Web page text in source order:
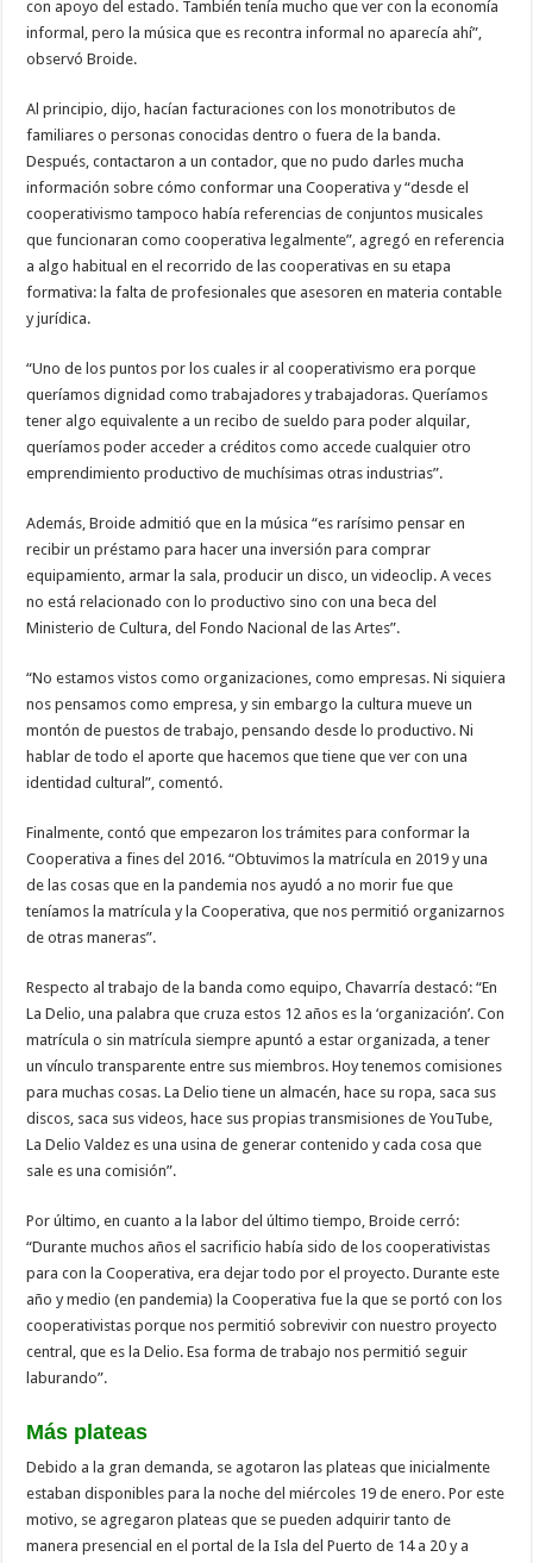
con apoyo del estado. También tenía mucho que ver con la economía
informal, pero la música que es recontra informal no aparecía ahí”,
observó Broide.
Al principio, dijo, hacían facturaciones con los monotributos de
familiares o personas conocidas dentro o fuera de la banda.
Después, contactaron a un contador, que no pudo darles mucha
información sobre cómo conformar una Cooperativa y “desde el
cooperativismo tampoco había referencias de conjuntos musicales
que funcionaran como cooperativa legalmente”, agregó en referencia
a algo habitual en el recorrido de las cooperativas en su etapa
formativa: la falta de profesionales que asesoren en materia contable
y jurídica.
“Uno de los puntos por los cuales ir al cooperativismo era porque
queríamos dignidad como trabajadores y trabajadoras. Queríamos
tener algo equivalente a un recibo de sueldo para poder alquilar,
queríamos poder acceder a créditos como accede cualquier otro
emprendimiento productivo de muchísimas otras industrias”.
Además, Broide admitió que en la música “es rarísimo pensar en
recibir un préstamo para hacer una inversión para comprar
equipamiento, armar la sala, producir un disco, un videoclip. A veces
no está relacionado con lo productivo sino con una beca del
Ministerio de Cultura, del Fondo Nacional de las Artes”.
“No estamos vistos como organizaciones, como empresas. Ni siquiera
nos pensamos como empresa, y sin embargo la cultura mueve un
montón de puestos de trabajo, pensando desde lo productivo. Ni
hablar de todo el aporte que hacemos que tiene que ver con una
identidad cultural”, comentó.
Finalmente, contó que empezaron los trámites para conformar la
Cooperativa a fines del 2016. “Obtuvimos la matrícula en 2019 y una
de las cosas que en la pandemia nos ayudó a no morir fue que
teníamos la matrícula y la Cooperativa, que nos permitió organizarnos
de otras maneras”.
Respecto al trabajo de la banda como equipo, Chavarría destacó: “En
La Delio, una palabra que cruza estos 12 años es la ‘organización’. Con
matrícula o sin matrícula siempre apuntó a estar organizada, a tener
un vínculo transparente entre sus miembros. Hoy tenemos comisiones
para muchas cosas. La Delio tiene un almacén, hace su ropa, saca sus
discos, saca sus videos, hace sus propias transmisiones de YouTube,
La Delio Valdez es una usina de generar contenido y cada cosa que
sale es una comisión”.
Por último, en cuanto a la labor del último tiempo, Broide cerró:
“Durante muchos años el sacrificio había sido de los cooperativistas
para con la Cooperativa, era dejar todo por el proyecto. Durante este
año y medio (en pandemia) la Cooperativa fue la que se portó con los
cooperativistas porque nos permitió sobrevivir con nuestro proyecto
central, que es la Delio. Esa forma de trabajo nos permitió seguir
laburando”.
Más plateas
Debido a la gran demanda, se agotaron las plateas que inicialmente
estaban disponibles para la noche del miércoles 19 de enero. Por este
motivo, se agregaron plateas que se pueden adquirir tanto de
manera presencial en el portal de la Isla del Puerto de 14 a 20 y a